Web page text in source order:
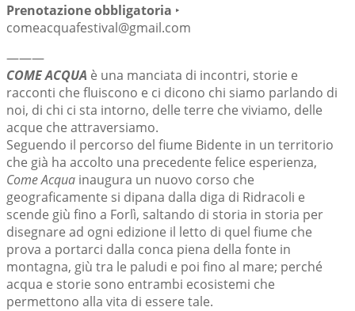
Prenotazione obbligatoria ‣
comeacquafestival@gmail.com
———
COME ACQUA è una manciata di incontri, storie e
racconti che fluiscono e ci dicono chi siamo parlando di
noi, di chi ci sta intorno, delle terre che viviamo, delle
acque che attraversiamo.
Seguendo il percorso del fiume Bidente in un territorio
che già ha accolto una precedente felice esperienza,
Come Acqua inaugura un nuovo corso che
geograficamente si dipana dalla diga di Ridracoli e
scende giù fino a Forlì, saltando di storia in storia per
disegnare ad ogni edizione il letto di quel fiume che
prova a portarci dalla conca piena della fonte in
montagna, giù tra le paludi e poi fino al mare; perché
acqua e storie sono entrambi ecosistemi che
permettono alla vita di essere tale.